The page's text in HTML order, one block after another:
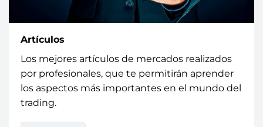
Artículos
Los mejores artículos de mercados realizados
por profesionales, que te permitirán aprender
los aspectos más importantes en el mundo del
trading.